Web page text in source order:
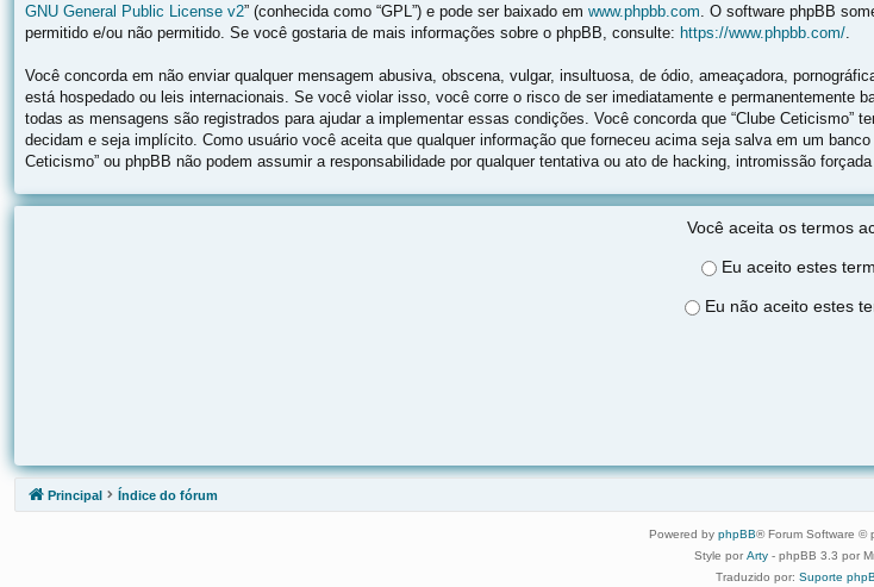
GNU General Public License v2” (conhecida como “GPL”) e pode ser baixado em www.phpbb.com . O software phpBB
permitido e/ou não permitido. Se você gostaria de mais informações sobre o phpBB, consulte: https://www.phpbb.com/
Você concorda em não enviar qualquer mensagem abusiva, obscena, vulgar, insultuosa, de ódio, ameaçadora,
está hospedado ou leis internacionais. Se você violar isso, você corre o risco de ser imediatamente e
todas as mensagens são registrados para ajudar a implementar essas condições. Você concorda que “Clube
decidam e seja implícito. Como usuário você aceita que qualquer informação que forneceu acima seja salva em um
Ceticismo” ou phpBB não podem assumir a responsabilidade por qualquer tentativa ou ato de hacking, intromissão
Você aceita os termos
Eu aceito estes
Eu não aceito estes
Principal Índice do fórum
Powered by phpBB® Forum Software ©
Style por Arty - phpBB 3.3 por
Traduzido por: Suporte